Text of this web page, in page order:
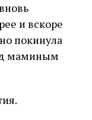
и вскоре
покинула
маминым